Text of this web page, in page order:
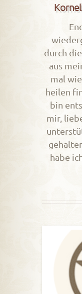
durch
aus
mal
heilen
bin
mir,
habe